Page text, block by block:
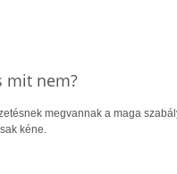
mit nem?
megvannak a maga
kéne.